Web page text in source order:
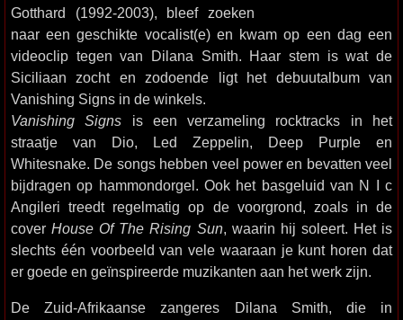
Gotthard (1992-2003), bleef zoeken
naar een geschikte vocalist(e) en kwam op een dag een
videoclip tegen van Dilana Smith. Haar stem is wat de
Siciliaan zocht en zodoende ligt het debuutalbum van
Vanishing Signs in de winkels.
Vanishing Signs is een verzameling rocktracks in het
straatje van Dio, Led Zeppelin, Deep Purple en
Whitesnake. De songs hebben veel power en bevatten veel
bijdragen op hammondorgel. Ook het basgeluid van N I c
Angileri treedt regelmatig op de voorgrond, zoals in de
coverHouse Of The Rising Sun, waarin hij soleert. Het is
slechts één voorbeeld van vele waaraan je kunt horen dat
er goede en geïnspireerde muzikanten aan het werk zijn.
De Zuid-Afrikaanse zangeres Dilana Smith, die in